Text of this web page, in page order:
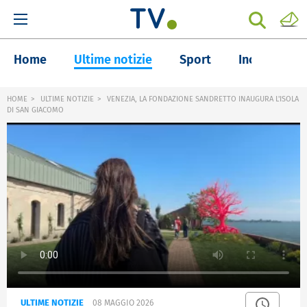
Home Ultime notizie Sport Inchieste
HOME ULTIME NOTIZIE
VENEZIA, LA FONDAZIONE SANDRETTO INAUGURA L'ISOLA
DI SAN GIACOMO
ULTIME NOTIZIE 08 MAGGIO 2026